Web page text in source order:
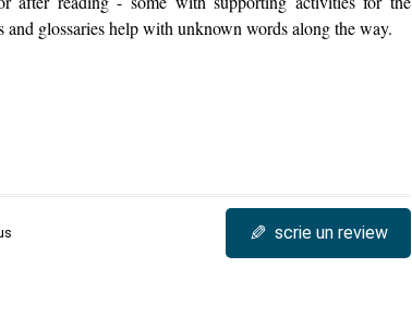
glossaries help with unknown words along the way.
✎ scrie un review